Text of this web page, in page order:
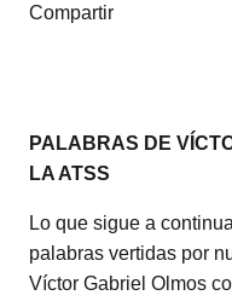
Compartir
PALABRAS DE
LA ATSS
Lo que sigue a
palabras vertidas por
Víctor Gabriel Olmos